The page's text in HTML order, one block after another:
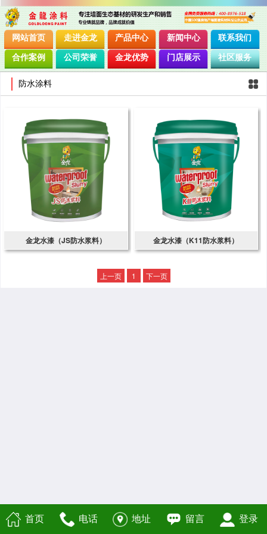
网站首页 走进金龙 产品中心 新闻中心 联系我们
合作案例 公司荣誉 金龙优势 门店展示 社区服务
防水涂料
金龙水漆（JS防水浆料） 金龙水漆（K11防水浆料）
上一页 1 下一页
首页 电话 地址 留言 登录